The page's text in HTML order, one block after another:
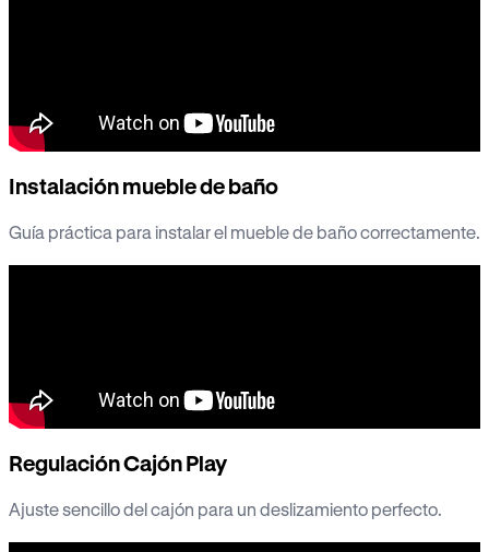
Instalación mueble de baño
Guía práctica para instalar el mueble de baño correctamente.
Regulación Cajón Play
Ajuste sencillo del cajón para un deslizamiento perfecto.